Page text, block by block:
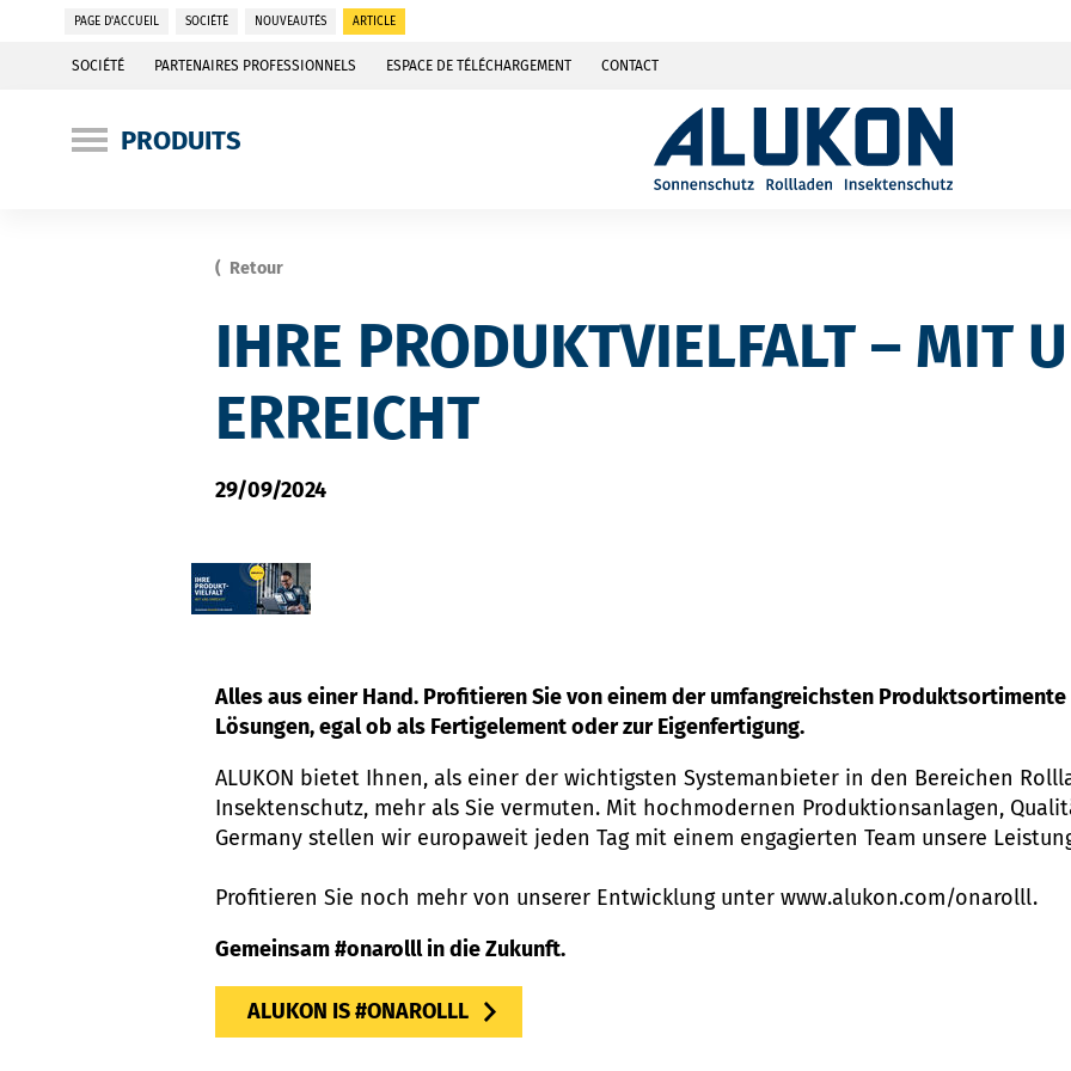
PAGE D'ACCUEIL SOCIÉTÉ NOUVEAUTÉS ARTICLE
SOCIÉTÉ PARTENAIRES PROFESSIONNELS ESPACE DE TÉLÉCHARGEMENT CONTACT
PRODUITS
Retour
IHRE PRODUKTVIELFALT – MIT
ERREICHT
29/09/2024
Alles aus einer Hand. Profitieren Sie von einem der umfangreichsten
Lösungen, egal ob als Fertigelement oder zur Eigenfertigung.
ALUKON bietet Ihnen, als einer der wichtigsten Systemanbieter in den Bereichen
Insektenschutz, mehr als Sie vermuten. Mit hochmodernen Produktionsanlagen,
Germany stellen wir europaweit jeden Tag mit einem engagierten Team unsere
Profitieren Sie noch mehr von unserer Entwicklung unter www.alukon.com/onarolll.
Gemeinsam #onarolll in die Zukunft.
ALUKON IS #ONAROLLL